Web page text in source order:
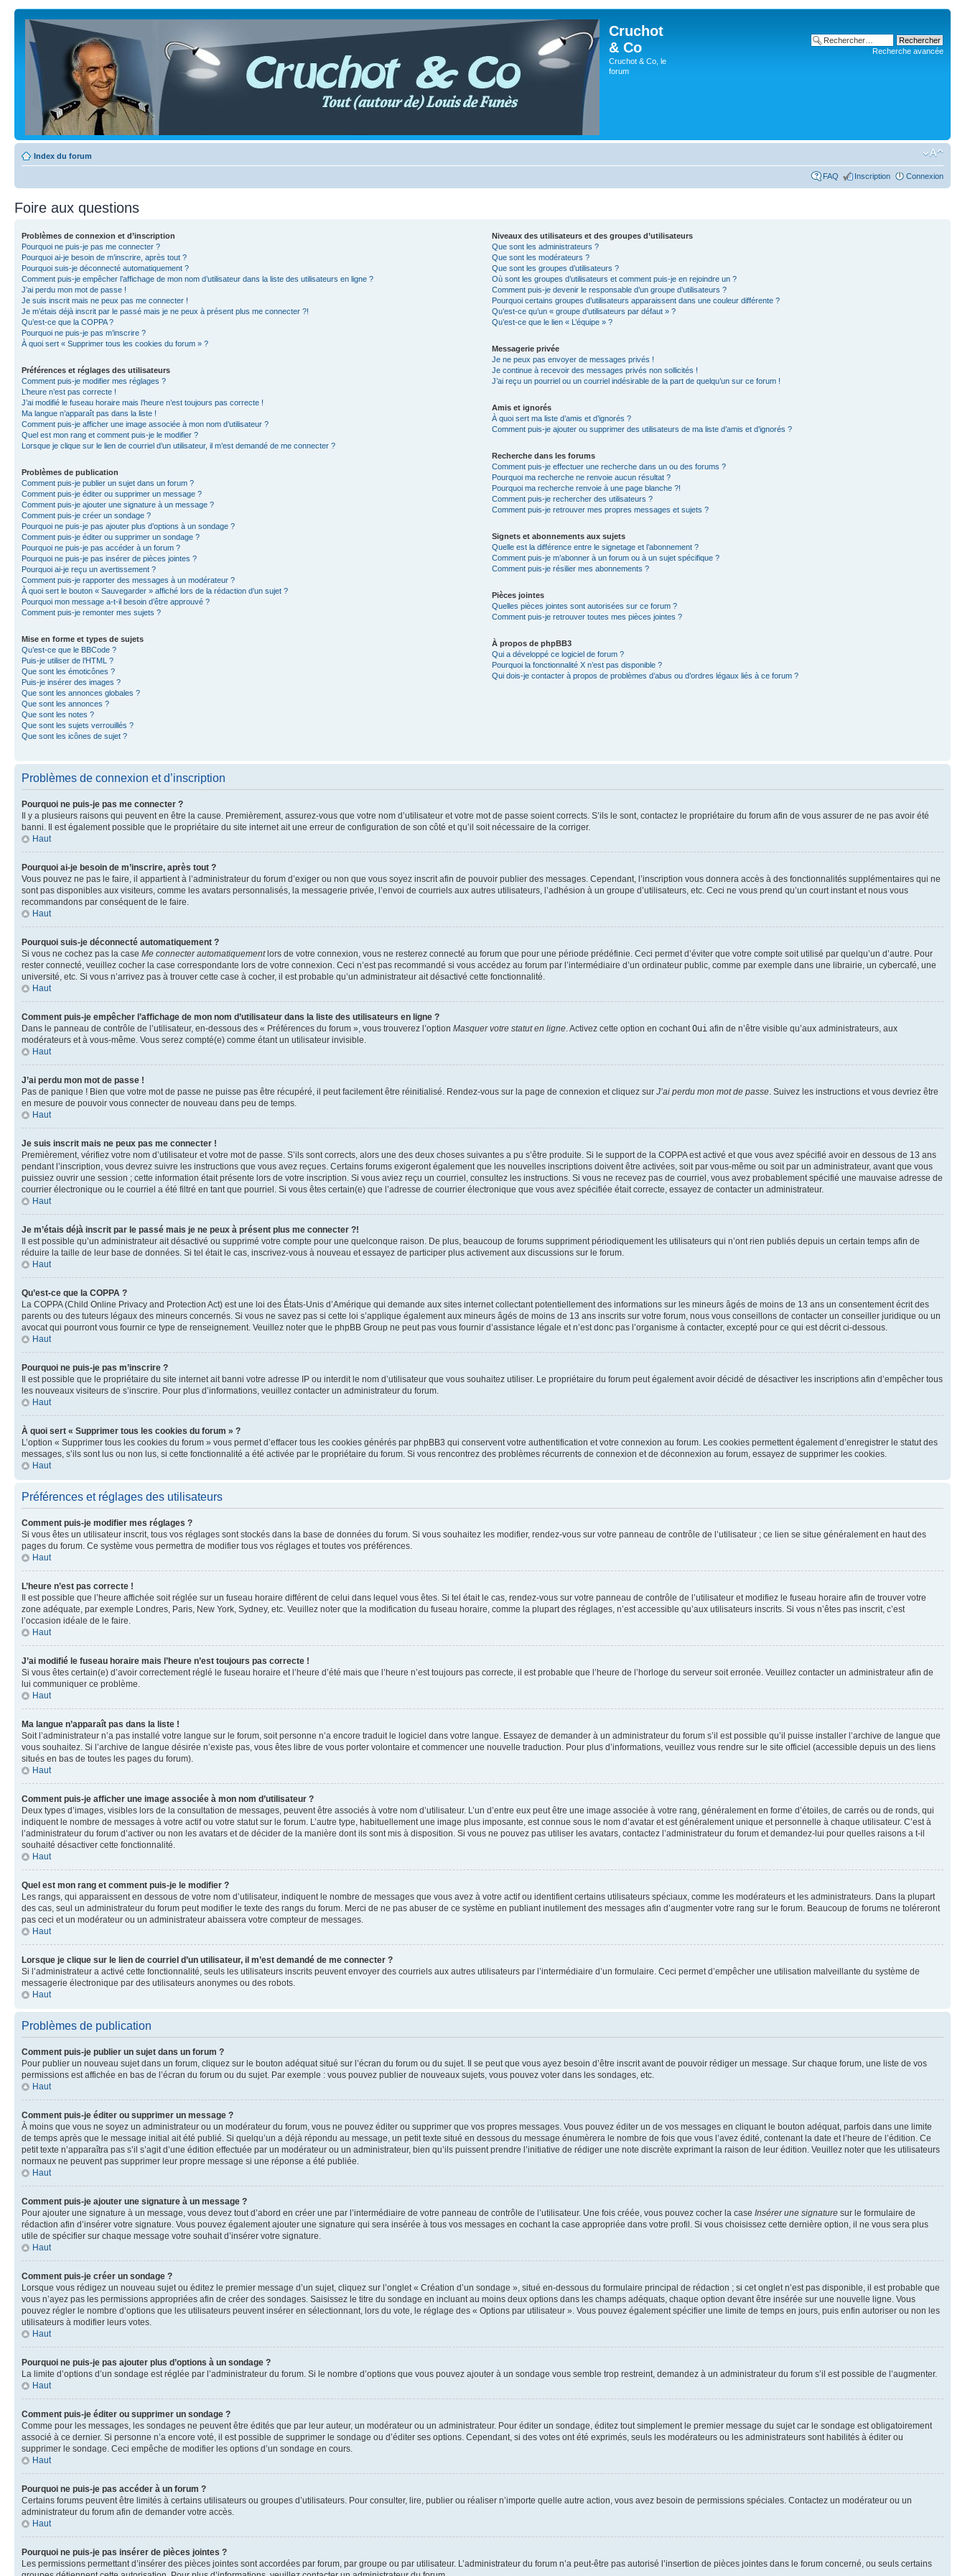
Cruchot
& Co
Cruchot & Co, le
forum
Recherche avancée
Index du forum
FAQ Inscription Connexion
Foire aux questions
Problèmes de connexion et d’inscription
Pourquoi ne puis-je pas me connecter ?
Pourquoi ai-je besoin de m’inscrire, après tout ?
Pourquoi suis-je déconnecté automatiquement ?
Comment puis-je empêcher l’affichage de mon nom d’utilisateur dans la liste des utilisateurs en ligne ?
J’ai perdu mon mot de passe !
Je suis inscrit mais ne peux pas me connecter !
Je m’étais déjà inscrit par le passé mais je ne peux à présent plus me connecter ?!
Qu’est-ce que la COPPA ?
Pourquoi ne puis-je pas m’inscrire ?
À quoi sert « Supprimer tous les cookies du forum » ?
Préférences et réglages des utilisateurs
Comment puis-je modifier mes réglages ?
L’heure n’est pas correcte !
J’ai modifié le fuseau horaire mais l’heure n’est toujours pas correcte !
Ma langue n’apparaît pas dans la liste !
Comment puis-je afficher une image associée à mon nom d’utilisateur ?
Quel est mon rang et comment puis-je le modifier ?
Lorsque je clique sur le lien de courriel d’un utilisateur, il m’est demandé de me connecter ?
Problèmes de publication
Comment puis-je publier un sujet dans un forum ?
Comment puis-je éditer ou supprimer un message ?
Comment puis-je ajouter une signature à un message ?
Comment puis-je créer un sondage ?
Pourquoi ne puis-je pas ajouter plus d’options à un sondage ?
Comment puis-je éditer ou supprimer un sondage ?
Pourquoi ne puis-je pas accéder à un forum ?
Pourquoi ne puis-je pas insérer de pièces jointes ?
Pourquoi ai-je reçu un avertissement ?
Comment puis-je rapporter des messages à un modérateur ?
À quoi sert le bouton « Sauvegarder » affiché lors de la rédaction d’un sujet ?
Pourquoi mon message a-t-il besoin d’être approuvé ?
Comment puis-je remonter mes sujets ?
Mise en forme et types de sujets
Qu’est-ce que le BBCode ?
Puis-je utiliser de l’HTML ?
Que sont les émoticônes ?
Puis-je insérer des images ?
Que sont les annonces globales ?
Que sont les annonces ?
Que sont les notes ?
Que sont les sujets verrouillés ?
Que sont les icônes de sujet ?
Niveaux des utilisateurs et des groupes d’utilisateurs
Que sont les administrateurs ?
Que sont les modérateurs ?
Que sont les groupes d’utilisateurs ?
Où sont les groupes d’utilisateurs et comment puis-je en rejoindre un ?
Comment puis-je devenir le responsable d’un groupe d’utilisateurs ?
Pourquoi certains groupes d’utilisateurs apparaissent dans une couleur différente ?
Qu’est-ce qu’un « groupe d’utilisateurs par défaut » ?
Qu’est-ce que le lien « L’équipe » ?
Messagerie privée
Je ne peux pas envoyer de messages privés !
Je continue à recevoir des messages privés non sollicités !
J’ai reçu un pourriel ou un courriel indésirable de la part de quelqu’un sur ce forum !
Amis et ignorés
À quoi sert ma liste d’amis et d’ignorés ?
Comment puis-je ajouter ou supprimer des utilisateurs de ma liste d’amis et d’ignorés ?
Recherche dans les forums
Comment puis-je effectuer une recherche dans un ou des forums ?
Pourquoi ma recherche ne renvoie aucun résultat ?
Pourquoi ma recherche renvoie à une page blanche ?!
Comment puis-je rechercher des utilisateurs ?
Comment puis-je retrouver mes propres messages et sujets ?
Signets et abonnements aux sujets
Quelle est la différence entre le signetage et l’abonnement ?
Comment puis-je m’abonner à un forum ou à un sujet spécifique ?
Comment puis-je résilier mes abonnements ?
Pièces jointes
Quelles pièces jointes sont autorisées sur ce forum ?
Comment puis-je retrouver toutes mes pièces jointes ?
À propos de phpBB3
Qui a développé ce logiciel de forum ?
Pourquoi la fonctionnalité X n’est pas disponible ?
Qui dois-je contacter à propos de problèmes d’abus ou d’ordres légaux liés à ce forum ?
Problèmes de connexion et d’inscription
Pourquoi ne puis-je pas me connecter ?
Il y a plusieurs raisons qui peuvent en être la cause. Premièrement, assurez-vous que votre nom d’utilisateur et votre mot de passe soient corrects. S’ils le sont, contactez le propriétaire du forum afin de vous assurer de ne pas avoir été
banni. Il est également possible que le propriétaire du site internet ait une erreur de configuration de son côté et qu’il soit nécessaire de la corriger.
Haut
Pourquoi ai-je besoin de m’inscrire, après tout ?
Vous pouvez ne pas le faire, il appartient à l’administrateur du forum d’exiger ou non que vous soyez inscrit afin de pouvoir publier des messages. Cependant, l’inscription vous donnera accès à des fonctionnalités supplémentaires qui ne
sont pas disponibles aux visiteurs, comme les avatars personnalisés, la messagerie privée, l’envoi de courriels aux autres utilisateurs, l’adhésion à un groupe d’utilisateurs, etc. Ceci ne vous prend qu’un court instant et nous vous
recommandons par conséquent de le faire.
Haut
Pourquoi suis-je déconnecté automatiquement ?
Si vous ne cochez pas la case Me connecter automatiquementlors de votre connexion, vous ne resterez connecté au forum que pour une période prédéfinie. Ceci permet d’éviter que votre compte soit utilisé par quelqu’un d’autre. Pour
rester connecté, veuillez cocher la case correspondante lors de votre connexion. Ceci n’est pas recommandé si vous accédez au forum par l’intermédiaire d’un ordinateur public, comme par exemple dans une librairie, un cybercafé, une
université, etc. Si vous n’arrivez pas à trouver cette case à cocher, il est probable qu’un administrateur ait désactivé cette fonctionnalité.
Haut
Comment puis-je empêcher l’affichage de mon nom d’utilisateur dans la liste des utilisateurs en ligne ?
Dans le panneau de contrôle de l’utilisateur, en-dessous des « Préférences du forum », vous trouverez l’option Masquer votre statut en ligne. Activez cette option en cochantOui afin de n’être visible qu’aux administrateurs, aux
modérateurs et à vous-même. Vous serez compté(e) comme étant un utilisateur invisible.
Haut
J’ai perdu mon mot de passe !
Pas de panique ! Bien que votre mot de passe ne puisse pas être récupéré, il peut facilement être réinitialisé. Rendez-vous sur la page de connexion et cliquez sur J’ai perdu mon mot de passe. Suivez les instructions et vous devriez être
en mesure de pouvoir vous connecter de nouveau dans peu de temps.
Haut
Je suis inscrit mais ne peux pas me connecter !
Premièrement, vérifiez votre nom d’utilisateur et votre mot de passe. S’ils sont corrects, alors une des deux choses suivantes a pu s’être produite. Si le support de la COPPA est activé et que vous avez spécifié avoir en dessous de 13 ans
pendant l’inscription, vous devrez suivre les instructions que vous avez reçues. Certains forums exigeront également que les nouvelles inscriptions doivent être activées, soit par vous-même ou soit par un administrateur, avant que vous
puissiez ouvrir une session ; cette information était présente lors de votre inscription. Si vous aviez reçu un courriel, consultez les instructions. Si vous ne recevez pas de courriel, vous avez probablement spécifié une mauvaise adresse de
courrier électronique ou le courriel a été filtré en tant que pourriel. Si vous êtes certain(e) que l’adresse de courrier électronique que vous avez spécifiée était correcte, essayez de contacter un administrateur.
Haut
Je m’étais déjà inscrit par le passé mais je ne peux à présent plus me connecter ?!
Il est possible qu’un administrateur ait désactivé ou supprimé votre compte pour une quelconque raison. De plus, beaucoup de forums suppriment périodiquement les utilisateurs qui n’ont rien publiés depuis un certain temps afin de
réduire la taille de leur base de données. Si tel était le cas, inscrivez-vous à nouveau et essayez de participer plus activement aux discussions sur le forum.
Haut
Qu’est-ce que la COPPA ?
La COPPA (Child Online Privacy and Protection Act) est une loi des États-Unis d’Amérique qui demande aux sites internet collectant potentiellement des informations sur les mineurs âgés de moins de 13 ans un consentement écrit des
parents ou des tuteurs légaux des mineurs concernés. Si vous ne savez pas si cette loi s’applique également aux mineurs âgés de moins de 13 ans inscrits sur votre forum, nous vous conseillons de contacter un conseiller juridique ou un
avocat qui pourront vous fournir ce type de renseignement. Veuillez noter que le phpBB Group ne peut pas vous fournir d’assistance légale et n’est donc pas l’organisme à contacter, excepté pour ce qui est décrit ci-dessous.
Haut
Pourquoi ne puis-je pas m’inscrire ?
Il est possible que le propriétaire du site internet ait banni votre adresse IP ou interdit le nom d’utilisateur que vous souhaitez utiliser. Le propriétaire du forum peut également avoir décidé de désactiver les inscriptions afin d’empêcher tous
les nouveaux visiteurs de s’inscrire. Pour plus d’informations, veuillez contacter un administrateur du forum.
Haut
À quoi sert « Supprimer tous les cookies du forum » ?
L’option « Supprimer tous les cookies du forum » vous permet d’effacer tous les cookies générés par phpBB3 qui conservent votre authentification et votre connexion au forum. Les cookies permettent également d’enregistrer le statut des
messages, s’ils sont lus ou non lus, si cette fonctionnalité a été activée par le propriétaire du forum. Si vous rencontrez des problèmes récurrents de connexion et de déconnexion au forum, essayez de supprimer les cookies.
Haut
Préférences et réglages des utilisateurs
Comment puis-je modifier mes réglages ?
Si vous êtes un utilisateur inscrit, tous vos réglages sont stockés dans la base de données du forum. Si vous souhaitez les modifier, rendez-vous sur votre panneau de contrôle de l’utilisateur ; ce lien se situe généralement en haut des
pages du forum. Ce système vous permettra de modifier tous vos réglages et toutes vos préférences.
Haut
L’heure n’est pas correcte !
Il est possible que l’heure affichée soit réglée sur un fuseau horaire différent de celui dans lequel vous êtes. Si tel était le cas, rendez-vous sur votre panneau de contrôle de l’utilisateur et modifiez le fuseau horaire afin de trouver votre
zone adéquate, par exemple Londres, Paris, New York, Sydney, etc. Veuillez noter que la modification du fuseau horaire, comme la plupart des réglages, n’est accessible qu’aux utilisateurs inscrits. Si vous n’êtes pas inscrit, c’est
l’occasion idéale de le faire.
Haut
J’ai modifié le fuseau horaire mais l’heure n’est toujours pas correcte !
Si vous êtes certain(e) d’avoir correctement réglé le fuseau horaire et l’heure d’été mais que l’heure n’est toujours pas correcte, il est probable que l’heure de l’horloge du serveur soit erronée. Veuillez contacter un administrateur afin de
lui communiquer ce problème.
Haut
Ma langue n’apparaît pas dans la liste !
Soit l’administrateur n’a pas installé votre langue sur le forum, soit personne n’a encore traduit le logiciel dans votre langue. Essayez de demander à un administrateur du forum s’il est possible qu’il puisse installer l’archive de langue que
vous souhaitez. Si l’archive de langue désirée n’existe pas, vous êtes libre de vous porter volontaire et commencer une nouvelle traduction. Pour plus d’informations, veuillez vous rendre sur le site officiel (accessible depuis un des liens
situés en bas de toutes les pages du forum).
Haut
Comment puis-je afficher une image associée à mon nom d’utilisateur ?
Deux types d’images, visibles lors de la consultation de messages, peuvent être associés à votre nom d’utilisateur. L’un d’entre eux peut être une image associée à votre rang, généralement en forme d’étoiles, de carrés ou de ronds, qui
indiquent le nombre de messages à votre actif ou votre statut sur le forum. L’autre type, habituellement une image plus imposante, est connue sous le nom d’avatar et est généralement unique et personnelle à chaque utilisateur. C’est à
l’administrateur du forum d’activer ou non les avatars et de décider de la manière dont ils sont mis à disposition. Si vous ne pouvez pas utiliser les avatars, contactez l’administrateur du forum et demandez-lui pour quelles raisons a t-il
souhaité désactiver cette fonctionnalité.
Haut
Quel est mon rang et comment puis-je le modifier ?
Les rangs, qui apparaissent en dessous de votre nom d’utilisateur, indiquent le nombre de messages que vous avez à votre actif ou identifient certains utilisateurs spéciaux, comme les modérateurs et les administrateurs. Dans la plupart
des cas, seul un administrateur du forum peut modifier le texte des rangs du forum. Merci de ne pas abuser de ce système en publiant inutilement des messages afin d’augmenter votre rang sur le forum. Beaucoup de forums ne toléreront
pas ceci et un modérateur ou un administrateur abaissera votre compteur de messages.
Haut
Lorsque je clique sur le lien de courriel d’un utilisateur, il m’est demandé de me connecter ?
Si l’administrateur a activé cette fonctionnalité, seuls les utilisateurs inscrits peuvent envoyer des courriels aux autres utilisateurs par l’intermédiaire d’un formulaire. Ceci permet d’empêcher une utilisation malveillante du système de
messagerie électronique par des utilisateurs anonymes ou des robots.
Haut
Problèmes de publication
Comment puis-je publier un sujet dans un forum ?
Pour publier un nouveau sujet dans un forum, cliquez sur le bouton adéquat situé sur l’écran du forum ou du sujet. Il se peut que vous ayez besoin d’être inscrit avant de pouvoir rédiger un message. Sur chaque forum, une liste de vos
permissions est affichée en bas de l’écran du forum ou du sujet. Par exemple : vous pouvez publier de nouveaux sujets, vous pouvez voter dans les sondages, etc.
Haut
Comment puis-je éditer ou supprimer un message ?
À moins que vous ne soyez un administrateur ou un modérateur du forum, vous ne pouvez éditer ou supprimer que vos propres messages. Vous pouvez éditer un de vos messages en cliquant le bouton adéquat, parfois dans une limite
de temps après que le message initial ait été publié. Si quelqu’un a déjà répondu au message, un petit texte situé en dessous du message énumèrera le nombre de fois que vous l’avez édité, contenant la date et l’heure de l’édition. Ce
petit texte n’apparaîtra pas s’il s’agit d’une édition effectuée par un modérateur ou un administrateur, bien qu’ils puissent prendre l’initiative de rédiger une note discrète exprimant la raison de leur édition. Veuillez noter que les utilisateurs
normaux ne peuvent pas supprimer leur propre message si une réponse a été publiée.
Haut
Comment puis-je ajouter une signature à un message ?
Pour ajouter une signature à un message, vous devez tout d’abord en créer une par l’intermédiaire de votre panneau de contrôle de l’utilisateur. Une fois créée, vous pouvez cocher la case Insérer une signature sur le formulaire de
rédaction afin d’insérer votre signature. Vous pouvez également ajouter une signature qui sera insérée à tous vos messages en cochant la case appropriée dans votre profil. Si vous choisissez cette dernière option, il ne vous sera plus
utile de spécifier sur chaque message votre souhait d’insérer votre signature.
Haut
Comment puis-je créer un sondage ?
Lorsque vous rédigez un nouveau sujet ou éditez le premier message d’un sujet, cliquez sur l’onglet « Création d’un sondage », situé en-dessous du formulaire principal de rédaction ; si cet onglet n’est pas disponible, il est probable que
vous n’ayez pas les permissions appropriées afin de créer des sondages. Saisissez le titre du sondage en incluant au moins deux options dans les champs adéquats, chaque option devant être insérée sur une nouvelle ligne. Vous
pouvez régler le nombre d’options que les utilisateurs peuvent insérer en sélectionnant, lors du vote, le réglage des « Options par utilisateur ». Vous pouvez également spécifier une limite de temps en jours, puis enfin autoriser ou non les
utilisateurs à modifier leurs votes.
Haut
Pourquoi ne puis-je pas ajouter plus d’options à un sondage ?
La limite d’options d’un sondage est réglée par l’administrateur du forum. Si le nombre d’options que vous pouvez ajouter à un sondage vous semble trop restreint, demandez à un administrateur du forum s’il est possible de l’augmenter.
Haut
Comment puis-je éditer ou supprimer un sondage ?
Comme pour les messages, les sondages ne peuvent être édités que par leur auteur, un modérateur ou un administrateur. Pour éditer un sondage, éditez tout simplement le premier message du sujet car le sondage est obligatoirement
associé à ce dernier. Si personne n’a encore voté, il est possible de supprimer le sondage ou d’éditer ses options. Cependant, si des votes ont été exprimés, seuls les modérateurs ou les administrateurs sont habilités à éditer ou
supprimer le sondage. Ceci empêche de modifier les options d’un sondage en cours.
Haut
Pourquoi ne puis-je pas accéder à un forum ?
Certains forums peuvent être limités à certains utilisateurs ou groupes d’utilisateurs. Pour consulter, lire, publier ou réaliser n’importe quelle autre action, vous avez besoin de permissions spéciales. Contactez un modérateur ou un
administrateur du forum afin de demander votre accès.
Haut
Pourquoi ne puis-je pas insérer de pièces jointes ?
Les permissions permettant d’insérer des pièces jointes sont accordées par forum, par groupe ou par utilisateur. L’administrateur du forum n’a peut-être pas autorisé l’insertion de pièces jointes dans le forum concerné, ou seuls certains